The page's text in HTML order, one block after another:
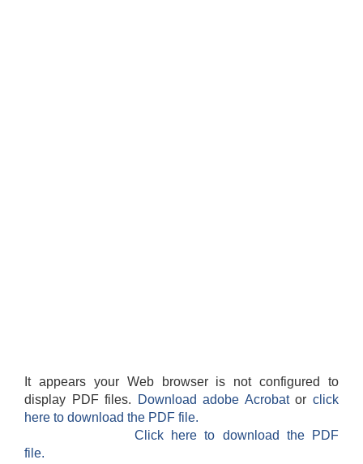
It appears your Web browser is not configured to
display PDF files.
Download adobe Acrobatorclick
here to download the PDF file.
Click here to download the PDF
file.